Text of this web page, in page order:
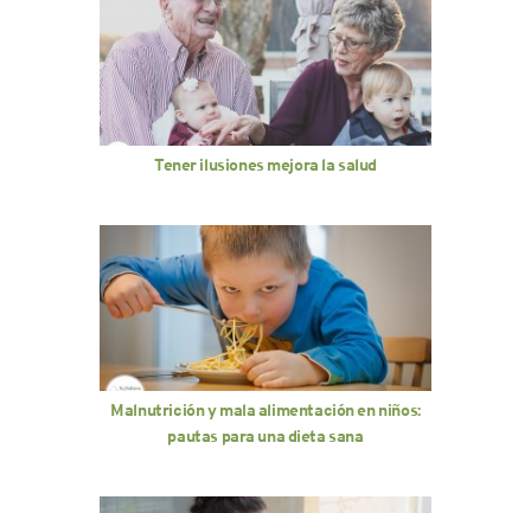
Tener ilusiones mejora la salud
Malnutrición y mala alimentación en niños:
pautas para una dieta sana